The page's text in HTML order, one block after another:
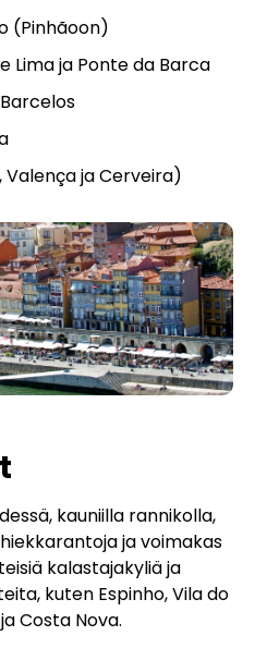
(Pinhãoon)
Lima ja Ponte da Barca
ja Cerveira)
kauniilla rannikolla,
ja voimakas
kalastajakyliä ja
kuten Espinho, Vila do
Costa Nova.